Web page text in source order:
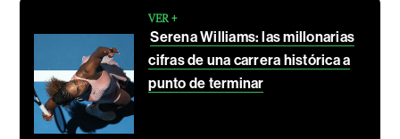
VER +
Serena Williams: las millonarias
cifras de una carrera histórica a
punto de terminar